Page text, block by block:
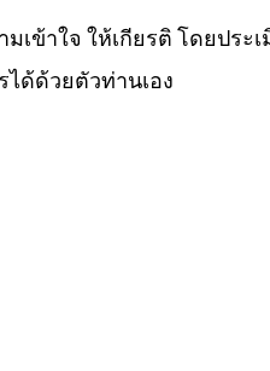
ข้าใจ ให้เกียรติ โดยประ
ด้ด้วยตัวท่านเอง